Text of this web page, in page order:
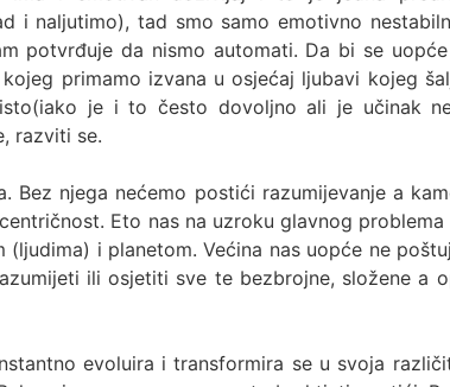
i naljutimo), tad smo samo emotivno
potvrđuje da nismo automati. Da bi se
primamo izvana u osjećaj ljubavi kojeg
je i to često dovoljno ali je učinak
razviti se.
Bez njega nećemo postići razumijevanje a
Eto nas na uzroku glavnog
i planetom. Većina nas uopće ne
ili osjetiti sve te bezbrojne, složene a
evoluira i transformira se u svoja